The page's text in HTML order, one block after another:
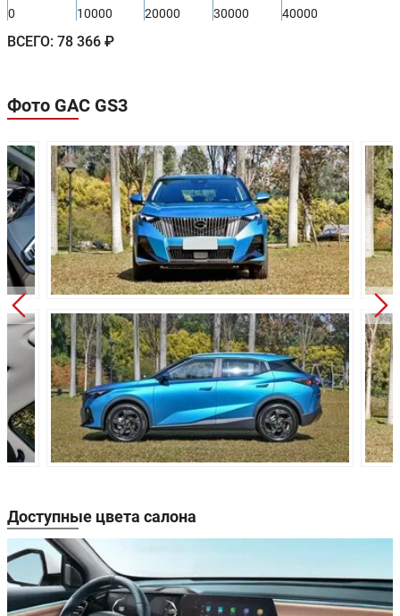
Объём багажника: 341 л
Трансмиссия: Роботизированная
Привод: Передний
Передняя подвеска:
Независимая, типа
McPherson
Задняя подвеска: Торсионная балка
Передние тормоза:
Дисковые
вентилируемые
Задние тормоза: Дисковые
0 10000 20000 30000 40000
ВСЕГО: 78 366 ₽
Фото GAC GS3
Доступные цвета салона